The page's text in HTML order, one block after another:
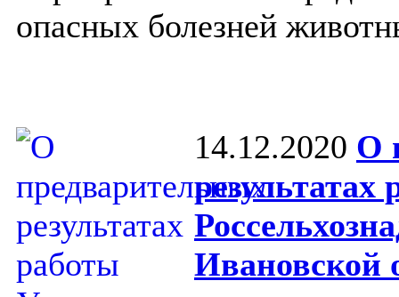
опасных болезней
14.12.2020 О
Ивановской